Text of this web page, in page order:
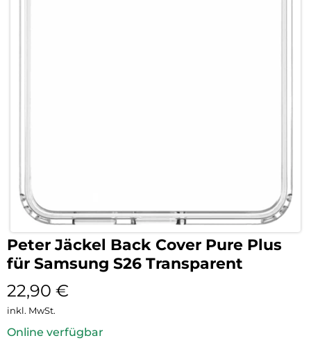
Peter Jäckel Back Cover Pure Plus
für Samsung S26 Transparent
22,90 €
inkl. MwSt.
Online verfügbar